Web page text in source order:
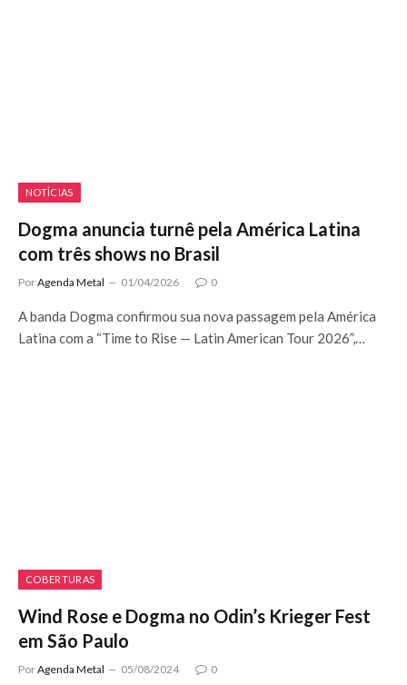
NOTÍCIAS
Dogma anuncia turnê pela América Latina
com três shows no Brasil
PorAgenda Metal 01/04/2026 0
A banda Dogma confirmou sua nova passagem pela América
Latina com a “Time to Rise — Latin American Tour 2026”,…
COBERTURAS
Wind Rose e Dogma no Odin’s Krieger Fest
em São Paulo
PorAgenda Metal 05/08/2024 0